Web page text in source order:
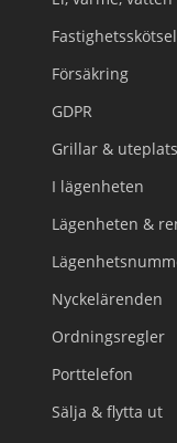
Fastighetsskötsel
Försäkring
GDPR
Grillar & uteplats
I lägenheten
Lägenheten &
Nyckelärenden
Ordningsregler
Porttelefon
Sälja & flytta ut